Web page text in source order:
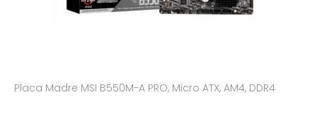
Placa Madre MSI B550M-A PRO, Micro ATX, AM4, DDR4